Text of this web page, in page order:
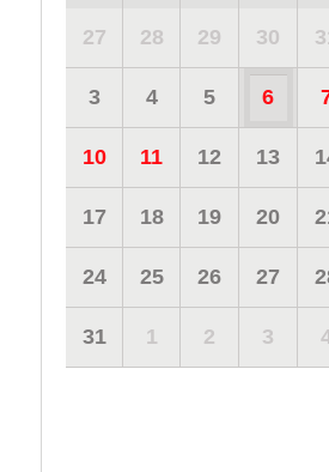
27 28 29 30
3 4 5 6
10 11 12 13
17 18 19 20
24 25 26 27
31 1 2 3